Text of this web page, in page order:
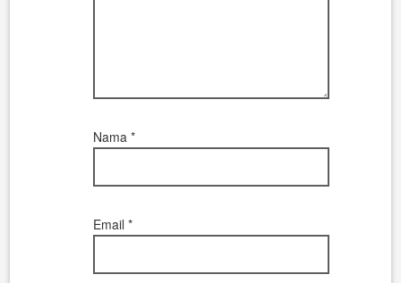
Nama*
Email*